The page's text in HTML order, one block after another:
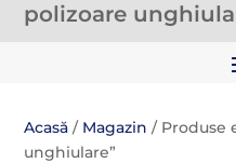
polizoare
Acasă / Magazin / Produse
unghiulare”